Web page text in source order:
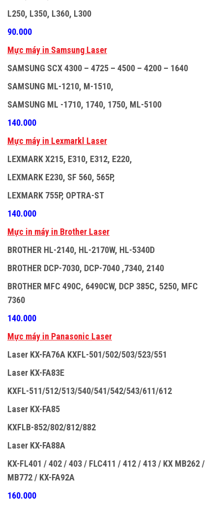
L250, L350, L360, L300
90.000
Mực máy in Samsung Laser
SAMSUNG SCX 4300 – 4725 – 4500 – 4200 – 1640
SAMSUNG ML-1210, M-1510,
SAMSUNG ML -1710, 1740, 1750, ML-5100
140.000
Mực máy in Lexmarkl Laser
LEXMARK X215, E310, E312, E220,
LEXMARK E230, SF 560, 565P,
LEXMARK 755P, OPTRA-ST
140.000
Mực in máy in Brother Laser
BROTHER HL-2140, HL-2170W, HL-5340D
BROTHER DCP-7030, DCP-7040 ,7340, 2140
BROTHER MFC 490C, 6490CW, DCP 385C, 5250, MFC
7360
140.000
Mực máy in Panasonic Laser
Laser KX-FA76A KXFL-501/502/503/523/551
Laser KX-FA83E
KXFL-511/512/513/540/541/542/543/611/612
Laser KX-FA85
KXFLB-852/802/812/882
Laser KX-FA88A
KX-FL401 / 402 / 403 / FLC411 / 412 / 413 / KX MB262 /
MB772 / KX-FA92A
160.000